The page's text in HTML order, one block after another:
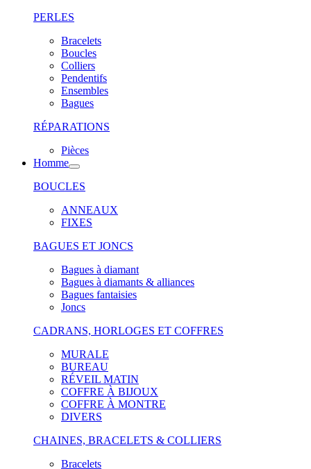
PERLES
Bracelets
Boucles
Colliers
Pendentifs
Ensembles
Bagues
RÉPARATIONS
Pièces
Homme
BOUCLES
ANNEAUX
FIXES
BAGUES ET JONCS
Bagues à diamant
Bagues à diamants & alliances
Bagues fantaisies
Joncs
CADRANS, HORLOGES ET COFFRES
MURALE
BUREAU
RÉVEIL MATIN
COFFRE À BIJOUX
COFFRE À MONTRE
DIVERS
CHAINES, BRACELETS & COLLIERS
Bracelets